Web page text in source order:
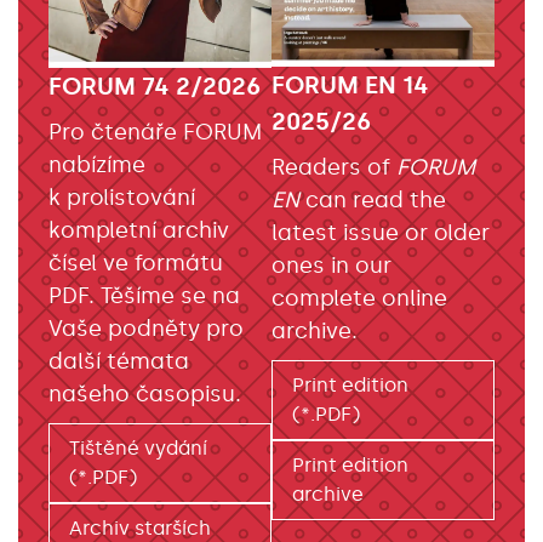
FORUM 74 2/2026
Pro čtenáře FORUM
nabízíme
k prolistování
kompletní archiv
čísel ve formátu
PDF. Těšíme se na
Vaše podněty pro
další témata
našeho časopisu.
Tištěné vydání
(*.PDF)
Archiv starších
FORUM EN 14
2025/26
Readers of FORUM
ENcan read the
latest issue or older
ones in our
complete online
archive.
Print edition
(*.PDF)
Print edition
archive